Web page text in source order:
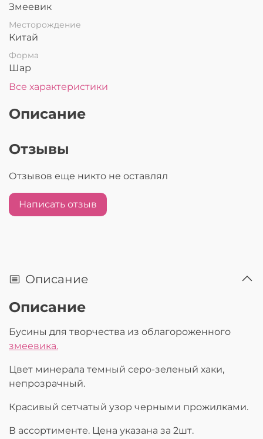
Змеевик
Месторождение
Китай
Форма
Шар
Все характеристики
Описание
Отзывы
Отзывов еще никто не оставлял
Написать отзыв
Описание
Описание
Бусины для творчества из облагороженного
змеевика.
Цвет минерала темный серо-зеленый хаки,
непрозрачный.
Красивый сетчатый узор черными прожилками.
В ассортименте. Цена указана за 2шт.